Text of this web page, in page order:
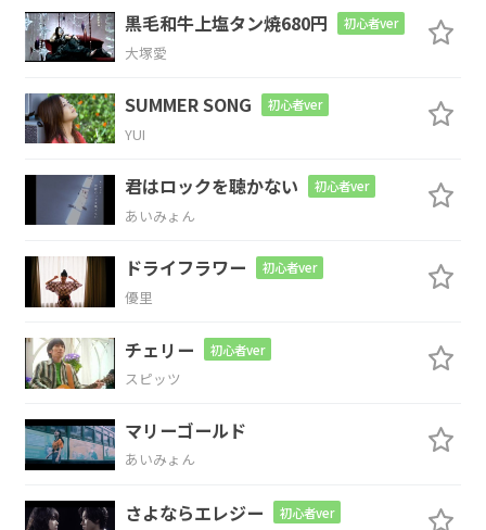
Em Bm
Bm C G
Em Bm C
Em C G D
黒毛和牛上塩タン焼680円 初心者ver
大塚愛
SUMMER SONG 初心者ver
YUI
君はロックを聴かない 初心者ver
あいみょん
ドライフラワー 初心者ver
優里
チェリー 初心者ver
スピッツ
マリーゴールド
あいみょん
さよならエレジー 初心者ver